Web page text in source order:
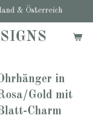
& Österreich
in
Gold mit
Charm